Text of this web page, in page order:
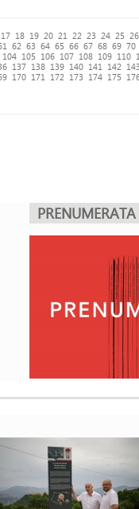
17 18 19 20 21 22 23 24 25
26
62 63 64 65 66 67 68 69 70
104 105 106 107 108 109 110
137 138 139 140 141 142
170 171 172 173 174 175
PRENUMERATA